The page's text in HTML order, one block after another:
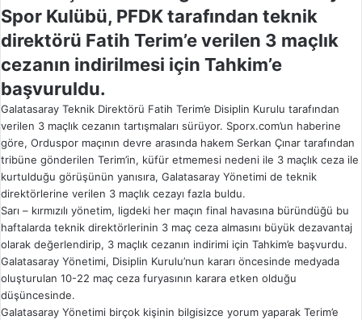
Spor Kulübü, PFDK tarafından teknik
direktörü Fatih Terim’e verilen 3 maçlık
cezanın indirilmesi için Tahkim’e
başvuruldu.
Galatasaray Teknik Direktörü Fatih Terim’e Disiplin Kurulu tarafından
verilen 3 maçlık cezanın tartışmaları sürüyor. Sporx.com’un haberine
göre, Orduspor maçının devre arasında hakem Serkan Çınar tarafından
tribüne gönderilen Terim’in, küfür etmemesi nedeni ile 3 maçlık ceza ile
kurtulduğu görüşünün yanısıra, Galatasaray Yönetimi de teknik
direktörlerine verilen 3 maçlık cezayı fazla buldu.
Sarı – kırmızılı yönetim, ligdeki her maçın final havasına büründüğü bu
haftalarda teknik direktörlerinin 3 maç ceza almasını büyük dezavantaj
olarak değerlendirip, 3 maçlık cezanın indirimi için Tahkim’e başvurdu.
Galatasaray Yönetimi, Disiplin Kurulu’nun kararı öncesinde medyada
oluşturulan 10-22 maç ceza furyasının karara etken olduğu
düşüncesinde.
Galatasaray Yönetimi birçok kişinin bilgisizce yorum yaparak Terim’e